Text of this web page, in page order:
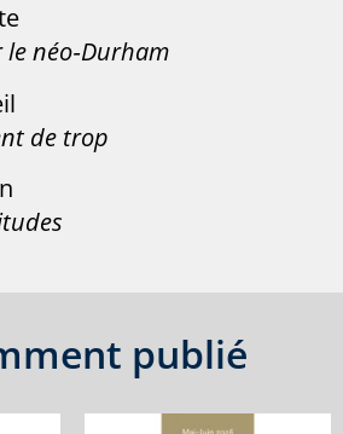
néo‑Durham
de trop
publié